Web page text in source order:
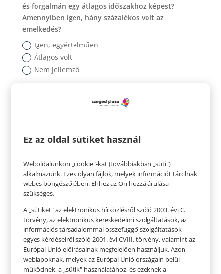
és forgalmán egy átlagos időszakhoz képest?
Amennyiben igen, hány százalékos volt az
emelkedés?
Igen, egyértelműen
Átlagos volt
Nem jellemző
Küldés
Köszönjük, hogy visszajelzésével segíti
munkánkat!
Ez az oldal sütiket használ
Weboldalunkon „cookie"-kat (továbbiakban „süti")
alkalmazunk. Ezek olyan fájlok, melyek információt tárolnak
webes böngészőjében. Ehhez az Ön hozzájárulása
szükséges.
A „sütiket" az elektronikus hírközlésről szóló 2003. évi C.
törvény, az elektronikus kereskedelmi szolgáltatások, az
információs társadalommal összefüggő szolgáltatások
egyes kérdéseiről szóló 2001. évi CVIII. törvény, valamint az
Európai Unió előírásainak megfelelően használjuk. Azon
weblapoknak, melyek az Európai Unió országain belül
működnek, a „sütik" használatához, és ezeknek a